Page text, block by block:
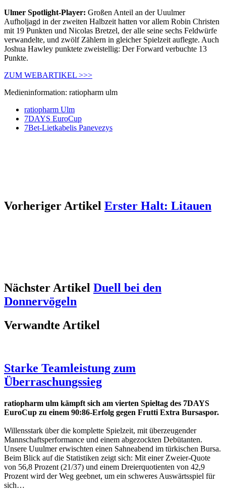
Ulmer Spotlight-Player: Großen Anteil an der Uuulmer
Aufholjagd in der zweiten Halbzeit hatten vor allem Robin Christen
mit 19 Punkten und Nicolas Bretzel, der alle seine sechs Feldwürfe
verwandelte, und zwölf Zählern in gleicher Spielzeit auflegte. Auch
Joshua Hawley punktete zweistellig: Der Forward verbuchte 13
Punkte.
ZUM WEBARTIKEL >>>
Medieninformation: ratiopharm ulm
ratiopharm Ulm
7DAYS EuroCup
7Bet-Lietkabelis Panevezys
Vorheriger Artikel Erster Halt: Litauen
Nächster Artikel Duell bei den
Donnervögeln
Verwandte Artikel
Starke Teamleistung zum
Überraschungssieg
ratiopharm ulm kämpft sich am vierten Spieltag des 7DAYS
EuroCup zu einem 90:86-Erfolg gegen Frutti Extra Bursaspor.
Willensstark über die komplette Spielzeit, mit überzeugender
Mannschaftsperformance und einem abgezockten Debütanten.
Unsere Uuulmer erwischten einen Sahneabend im türkischen Bursa.
Beim Blick auf die Statistiken zeigt sich: Mit einer Zweier-Quote
von 56,8 Prozent (21/37) und einem Dreierquotienten von 42,9
Prozent wird der Weg geebnet, um ein schweres Auswärtsspiel für
sich…